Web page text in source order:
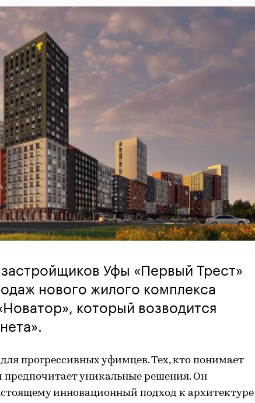
Уфы «Первый Трест»
нового жилого комплекса
который возводится
прогрессивных уфимцев. Тех, кто понимает
предпочитает уникальные решения. Он
инновационный подход к архитектуре